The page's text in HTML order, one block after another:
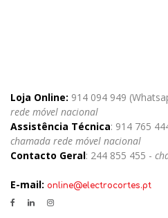
Loja Online: 914 094 949
rede móvel nacional
Assistência Técnica: 914 765
chamada rede móvel nacional
Contacto Geral: 244 855 455 -
E-mail: online@electrocortes.pt